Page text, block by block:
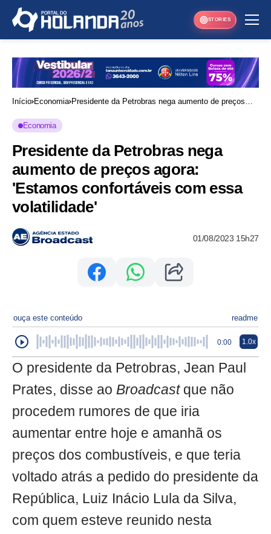
STORIES
Início Economia Presidente da Petrobras nega aumento de preços
Economia
Presidente da Petrobras nega
aumento de preços agora:
'Estamos confortáveis com essa
volatilidade'
01/08/2023 15h27
ouça este conteúdo readme
0:00 1.0x
O presidente da Petrobras, Jean Paul
Prates, disse ao Broadcast que não
procedem rumores de que iria
aumentar entre hoje e amanhã os
preços dos combustíveis, e que teria
voltado atrás a pedido do presidente da
República, Luiz Inácio Lula da Silva,
com quem esteve reunido nesta